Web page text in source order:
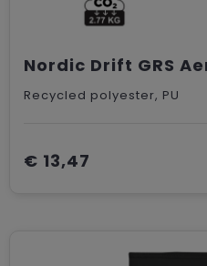
Nordic Drift GRS
Recycled polyester, PU
€ 13,47